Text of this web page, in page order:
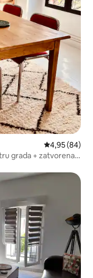
Prosječna
4,95 (84)
grada + zatvorena